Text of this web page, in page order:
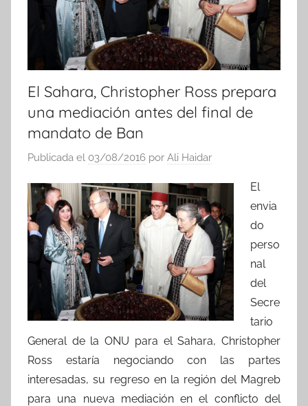
El Sahara, Christopher Ross prepara
una mediación antes del final de
mandato de Ban
Publicada el 03/08/2016 por Ali Haidar
El
envia
do
perso
nal
del
Secre
tario
General de la ONU para el Sahara, Christopher
Ross estaría negociando con las partes
interesadas, su regreso en la región del Magreb
para una nueva mediación en el conflicto del